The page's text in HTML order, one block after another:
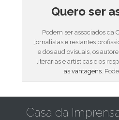
Quero ser
Podem ser associados da
jornalistas e restantes
e dos audiovisuais, os
literárias e artísticas e os
as vantagens.
Casa da